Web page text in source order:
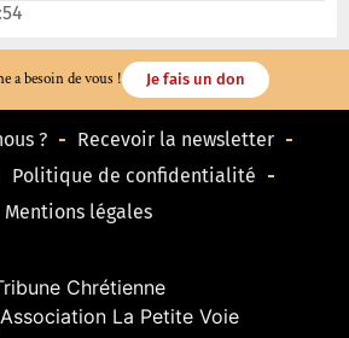
a besoin de vous ! Je fais un don
?
Recevoir la newsletter
Politique de confidentialité
Mentions légales
Chrétienne
La Petite Voie